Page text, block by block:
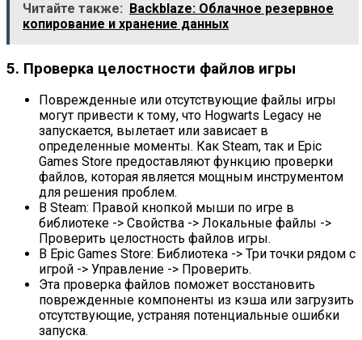
Читайте также: Backblaze: Облачное резервное
копирование и хранение данных
5. Проверка целостности файлов игры
Поврежденные или отсутствующие файлы игры
могут привести к тому, что Hogwarts Legacy не
запускается, вылетает или зависает в
определенные моменты. Как Steam, так и Epic
Games Store предоставляют функцию проверки
файлов, которая является мощным инструментом
для решения проблем.
В Steam: Правой кнопкой мыши по игре в
библиотеке -> Свойства -> Локальные файлы ->
Проверить целостность файлов игры.
В Epic Games Store: Библиотека -> Три точки рядом с
игрой -> Управление -> Проверить.
Эта проверка файлов поможет восстановить
поврежденные компоненты из кэша или загрузить
отсутствующие, устраняя потенциальные ошибки
запуска.